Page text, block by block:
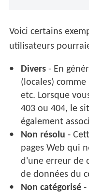
Voici certains
utilisateurs
Divers - En
(locales)
etc. Lorsque
403 ou 404, le
également
Non résolu -
pages Web qui
d'une erreur de
de données du
Non catégorisé -